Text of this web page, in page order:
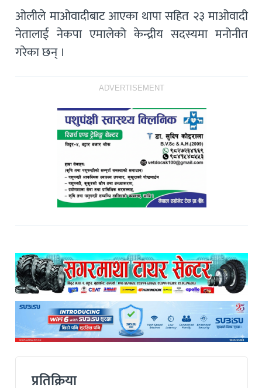
ओलीले माओवादीबाट आएका थापा सहित २३ माओवादी
नेतालाई नेकपा एमालेको केन्द्रीय सदस्यमा मनोनीत
गरेका छन् ।
ADVERTISEMENT
प्रतिक्रिया